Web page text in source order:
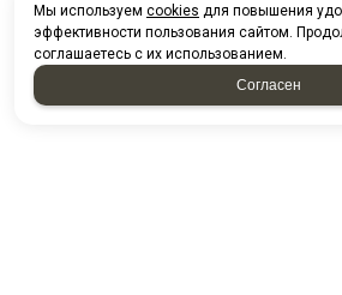
Мы используем cookies для повышения
эффективности пользования сайтом.
соглашаетесь с их использованием.
Согласен